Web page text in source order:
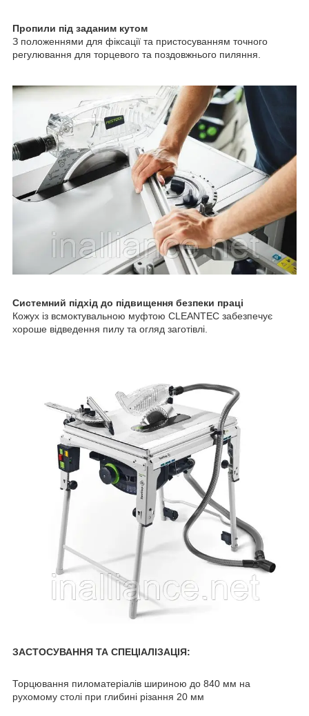
Пропили під заданим кутом
З положеннями для фіксації та пристосуванням точного
регулювання для торцевого та поздовжнього пиляння.
Системний підхід до підвищення безпеки праці
Кожух із всмоктувальною муфтою CLEANTEC забезпечує
хороше відведення пилу та огляд заготівлі.
ЗАСТОСУВАННЯ ТА СПЕЦІАЛІЗАЦІЯ:
Торцювання пиломатеріалів шириною до 840 мм на
рухомому столі при глибині різання 20 мм